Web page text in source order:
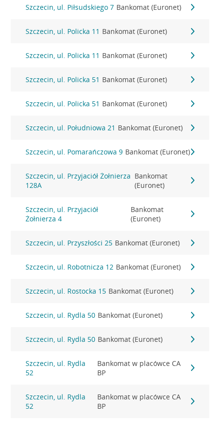
Szczecin, ul. Piłsudskiego 7 Bankomat (Euronet)
Szczecin, ul. Policka 11 Bankomat (Euronet)
Szczecin, ul. Policka 11 Bankomat (Euronet)
Szczecin, ul. Policka 51 Bankomat (Euronet)
Szczecin, ul. Policka 51 Bankomat (Euronet)
Szczecin, ul. Południowa 21 Bankomat (Euronet)
Szczecin, ul. Pomarańczowa 9 Bankomat (Euronet)
Szczecin, ul. Przyjaciół Żołnierza
128A
Bankomat
(Euronet)
Szczecin, ul. Przyjaciół
Żołnierza 4
Bankomat
(Euronet)
Szczecin, ul. Przyszłości 25 Bankomat (Euronet)
Szczecin, ul. Robotnicza 12 Bankomat (Euronet)
Szczecin, ul. Rostocka 15 Bankomat (Euronet)
Szczecin, ul. Rydla 50 Bankomat (Euronet)
Szczecin, ul. Rydla 50 Bankomat (Euronet)
Szczecin, ul. Rydla
52
Bankomat w placówce CA
BP
Szczecin, ul. Rydla
52
Bankomat w placówce CA
BP